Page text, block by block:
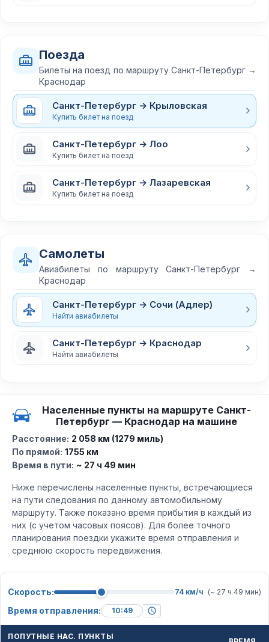
Поезда
Билеты на поезд по маршруту Санкт-Петербург →
Краснодар
Санкт-Петербург → Крыловская
Купить билет на поезд
Санкт-Петербург → Лоо
Купить билет на поезд
Санкт-Петербург → Лазаревская
Купить билет на поезд
Самолеты
Авиабилеты по маршруту Санкт-Петербург →
Краснодар
Санкт-Петербург → Сочи (Адлер)
Найти авиабилеты
Санкт-Петербург → Краснодар
Найти авиабилеты
Населенные пункты на маршруте Санкт-
Петербург — Краснодар на машине
Расстояние: 2 058 км (1279 миль)
По прямой: 1755 км
Время в пути: ~ 27 ч 49 мин
Ниже перечислены населенные пункты, встречающиеся
на пути следования по данному автомобильному
маршруту. Также показано время прибытия в каждый из
них (с учетом часовых поясов). Для более точного
планирования поездки укажите время отправления и
среднюю скорость передвижения.
Скорость: 74 км/ч (~ 27 ч 49 мин)
Время отправления:
ПОПУТНЫЕ НАС. ПУНКТЫ